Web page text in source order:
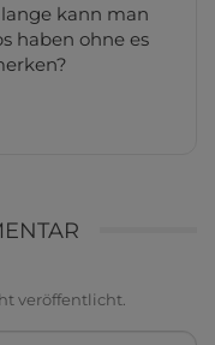
kann man
haben ohne es
veröffentlicht.